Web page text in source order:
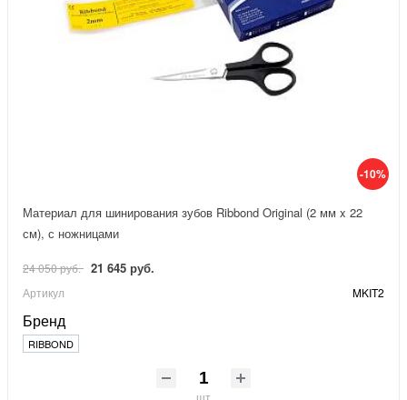
-10%
Материал для шинирования зубов Ribbond Original (2 мм x 22
см), с ножницами
24 050 руб. 21 645 руб.
Артикул MKIT2
Бренд
RIBBOND
шт